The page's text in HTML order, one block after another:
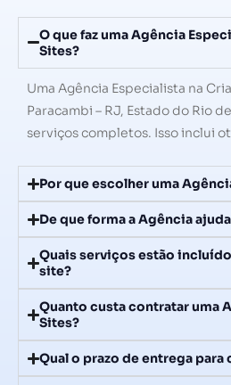
O que faz uma Agência
Sites?
Uma Agência Especialista na
Paracambi – RJ, Estado do Rio
serviços completos. Isso inclui
Por que escolher uma
De que forma a Agência
Quais serviços estão
site?
Quanto custa contratar uma
Sites?
Qual o prazo de entrega para